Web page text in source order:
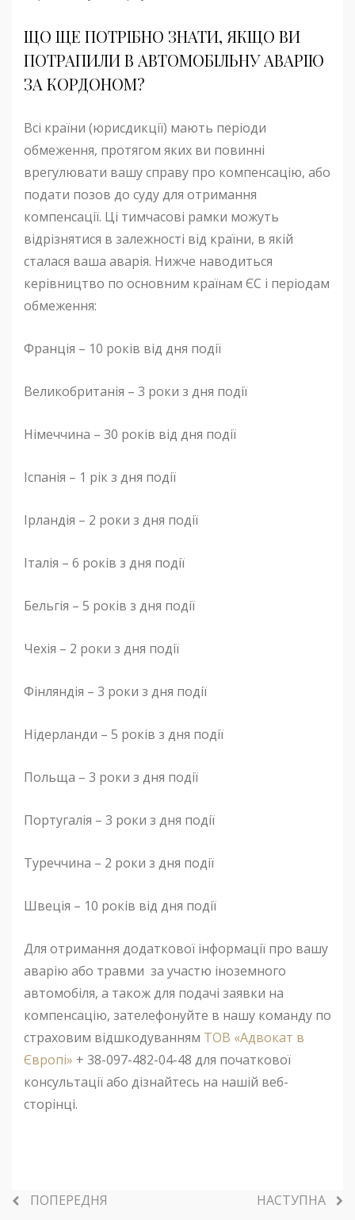
ЩО ЩЕ ПОТРІБНО ЗНАТИ, ЯКЩО ВИ
ПОТРАПИЛИ В АВТОМОБІЛЬНУ АВАРІЮ
ЗА КОРДОНОМ?
Всі країни (юрисдикції) мають періоди
обмеження, протягом яких ви повинні
врегулювати вашу справу про компенсацію, або
подати позов до суду для отримання
компенсації. Ці тимчасові рамки можуть
відрізнятися в залежності від країни, в якій
сталася ваша аварія. Нижче наводиться
керівництво по основним країнам ЄС і періодам
обмеження:
Франція – 10 років від дня події
Великобританія – 3 роки з дня події
Німеччина – 30 років від дня події
Іспанія – 1 рік з дня події
Ірландія – 2 роки з дня події
Італія – ​​6 років з дня події
Бельгія – 5 років з дня події
Чехія – 2 роки з дня події
Фінляндія – 3 роки з дня події
Нідерланди – 5 років з дня події
Польща – 3 роки з дня події
Португалія – ​​3 роки з дня події
Туреччина – 2 роки з дня події
Швеція – 10 років від дня події
Для отримання додаткової інформації про вашу
аварію або травми за участю іноземного
автомобіля, а також для подачі заявки на
компенсацію, зателефонуйте в нашу команду по
страховим відшкодуванням ТОВ «Адвокат в
Європі» + 38-097-482-04-48 для початкової
консультації або дізнайтесь на нашій веб-
сторінці.
ПОПЕРЕДНЯ НАСТУПНА